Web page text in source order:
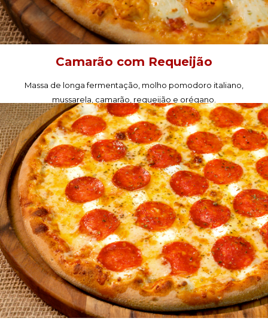
Camarão com Requeijão
Massa de longa fermentação, molho pomodoro italiano,
mussarela, camarão, requeijão e orégano.
PEÇA AGORA!